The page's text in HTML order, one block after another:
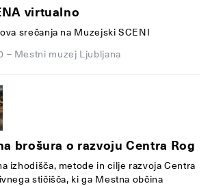
virtualno
srečanja na Muzejski SCENI
– Mestni muzej Ljubljana
brošura o razvoju Centra Rog
izhodišča, metode in cilje razvoja Centra
stičišča, ki ga Mestna občina